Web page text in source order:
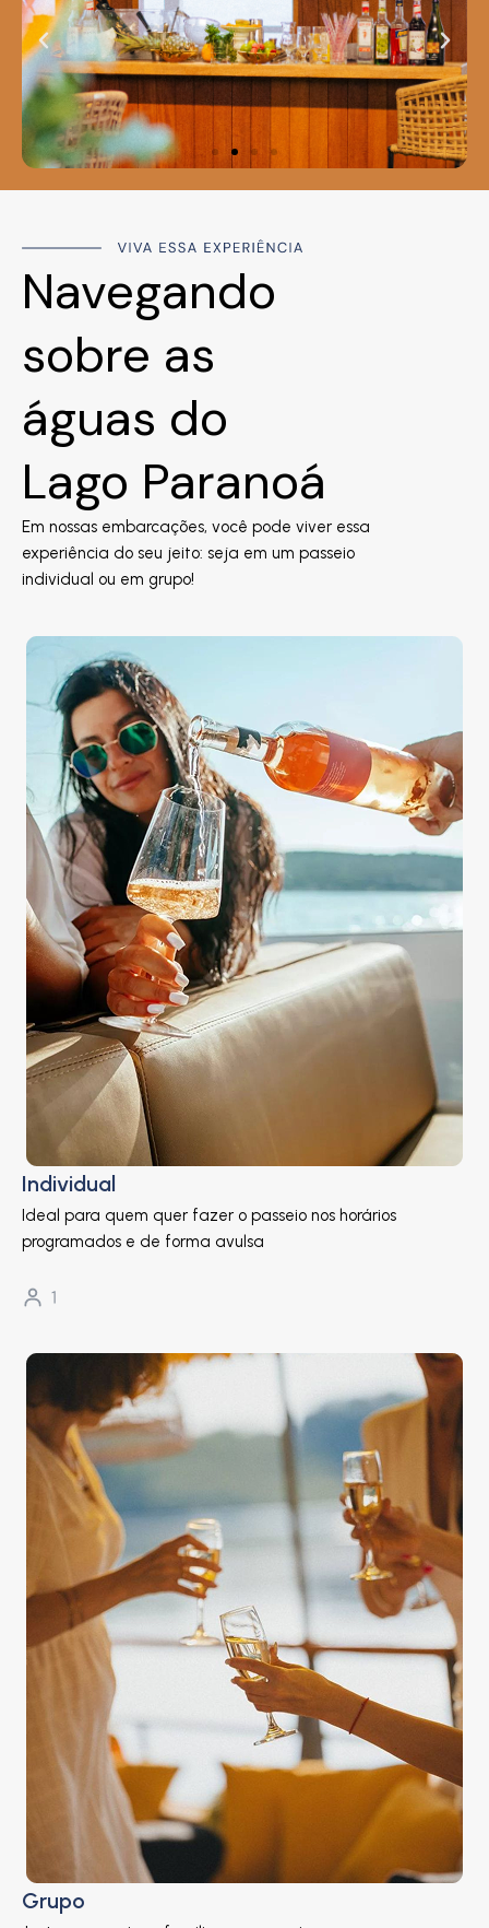
Navegando
sobre as
águas do
Lago Paranoá
Em nossas embarcações, você pode viver essa
experiência do seu jeito: seja em um passeio
individual ou em grupo!
Individual
Ideal para quem quer fazer o passeio nos horários
programados e de forma avulsa
Grupo